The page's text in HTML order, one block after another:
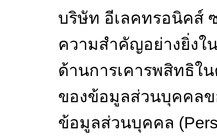
บริษัท อีเลคทรอนิคส์
ความสำคัญอย่างยิ่ง
ด้านการเคารพสิทธิใ
ของข้อมูลส่วนบุคคลข
ข้อมูลส่วนบุคคล